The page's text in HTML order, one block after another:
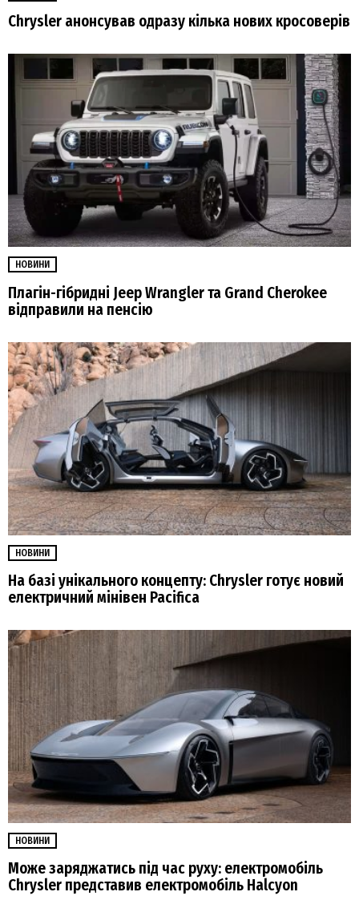
Chrysler анонсував одразу кілька нових кросоверів
НОВИНИ
Плагін-гібридні Jeep Wrangler та Grand Cherokee
відправили на пенсію
НОВИНИ
На базі унікального концепту: Chrysler готує новий
електричний мінівен Pacifica
НОВИНИ
Може заряджатись під час руху: електромобіль
Chrysler представив електромобіль Halcyon